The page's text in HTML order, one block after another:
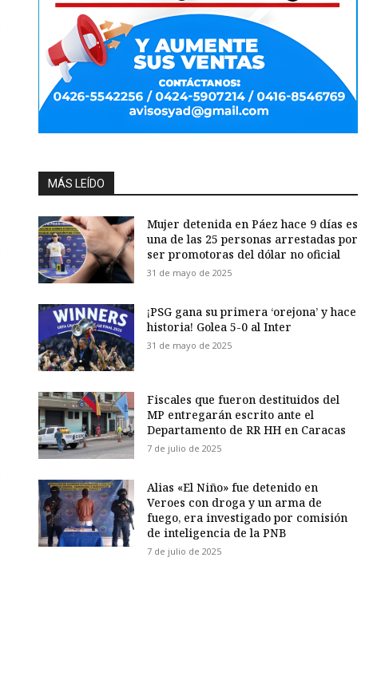
MÁS LEÍDO
Mujer detenida en Páez hace 9 días es
una de las 25 personas arrestadas por
ser promotoras del dólar no oficial
31 de mayo de 2025
¡PSG gana su primera ‘orejona’ y hace
historia! Golea 5-0 al Inter
31 de mayo de 2025
Fiscales que fueron destituidos del
MP entregarán escrito ante el
Departamento de RR HH en Caracas
7 de julio de 2025
Alias «El Niño» fue detenido en
Veroes con droga y un arma de
fuego, era investigado por comisión
de inteligencia de la PNB
7 de julio de 2025